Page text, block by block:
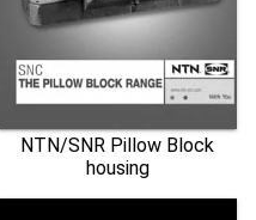
NTN/SNR Pillow Block
housing